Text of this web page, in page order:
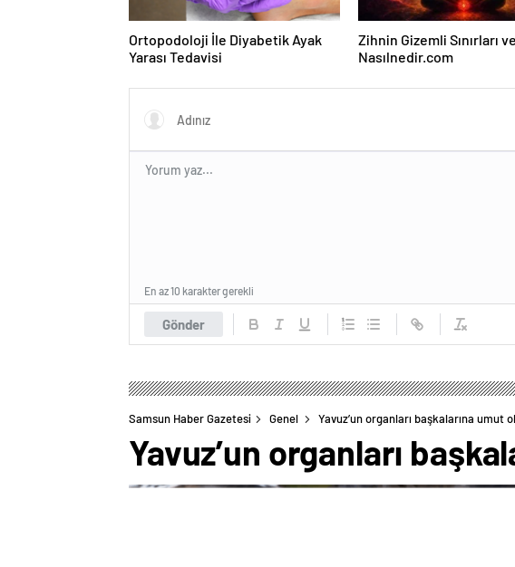
Ortopodoloji İle Diyabetik Ayak
Yarası Tedavisi
Zihnin Gizemli Sınırları
Nasılnedir.com
Gönder
En az 10 karakter gerekli
Samsun Haber Gazetesi Genel Yavuz’un organları başkalarına umut
Yavuz’un organları